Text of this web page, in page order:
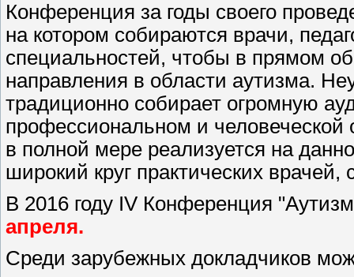
Конференция за годы своего
на котором собираются врачи,
специальностей, чтобы в прямом
направления в области аутизма.
традиционно собирает огромную
профессиональном и человеческой
в полной мере реализуется на
широкий круг практических
В 2016 году IV Конференция
апреля.
Среди зарубежных докладчиков